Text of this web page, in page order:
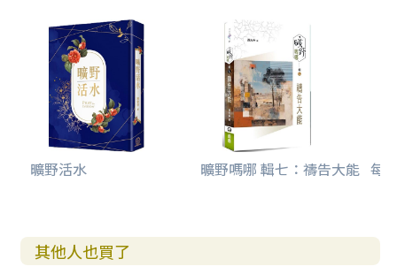
曠野活水 曠野嗎哪 輯七：禱告大能 每
其他人也買了